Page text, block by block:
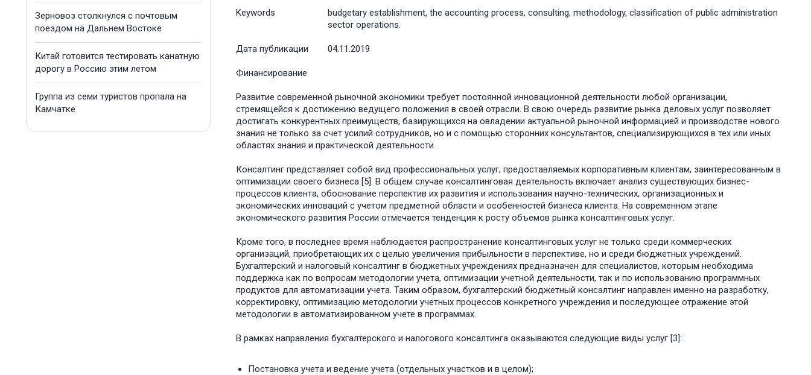
Зерновоз столкнулся с почтовым
поездом на Дальнем Востоке
Китай готовится тестировать канатную
дорогу в Россию этим летом
Группа из семи туристов пропала на
Камчатке
Keywords
budgetary establishment, the accounting process, consulting, methodology, classification of public administration
sector operations.
Дата публикации 04.11.2019
Финансирование
Развитие современной рыночной экономики требует постоянной инновационной деятельности любой организации,
стремящейся к достижению ведущего положения в своей отрасли. В свою очередь развитие рынка деловых услуг позволяет
достигать конкурентных преимуществ, базирующихся на овладении актуальной рыночной информацией и производстве нового
знания не только за счет усилий сотрудников, но и с помощью сторонних консультантов, специализирующихся в тех или иных
областях знания и практической деятельности.
Консалтинг представляет собой вид профессиональных услуг, предоставляемых корпоративным клиентам, заинтересованным в
оптимизации своего бизнеса [5]. В общем случае консалтинговая деятельность включает анализ существующих бизнес-
процессов клиента, обоснование перспектив их развития и использования научно-технических, организационных и
экономических инноваций с учетом предметной области и особенностей бизнеса клиента. На современном этапе
экономического развития России отмечается тенденция к росту объемов рынка консалтинговых услуг.
Кроме того, в последнее время наблюдается распространение консалтинговых услуг не только среди коммерческих
организаций, приобретающих их с целью увеличения прибыльности в перспективе, но и среди бюджетных учреждений.
Бухгалтерский и налоговый консалтинг в бюджетных учреждениях предназначен для специалистов, которым необходима
поддержка как по вопросам методологии учета, оптимизации учетной деятельности, так и по использованию программных
продуктов для автоматизации учета. Таким образом, бухгалтерский бюджетный консалтинг направлен именно на разработку,
корректировку, оптимизацию методологии учетных процессов конкретного учреждения и последующее отражение этой
методологии в автоматизированном учете в программах.
В рамках направления бухгалтерского и налогового консалтинга оказываются следующие виды услуг [3]:
Постановка учета и ведение учета (отдельных участков и в целом);